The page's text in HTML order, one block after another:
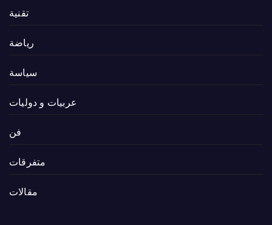
تقنية
رياضة
سياسة
عربيات و دوليات
فن
متفرقات
مقالات